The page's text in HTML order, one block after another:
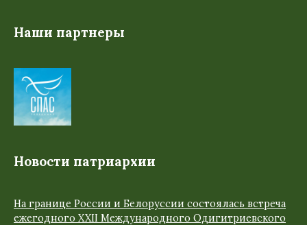
Наши партнеры
Новости патриархии
На границе России и Белоруссии состоялась встреча
ежегодного XXII Международного Одигитриевского